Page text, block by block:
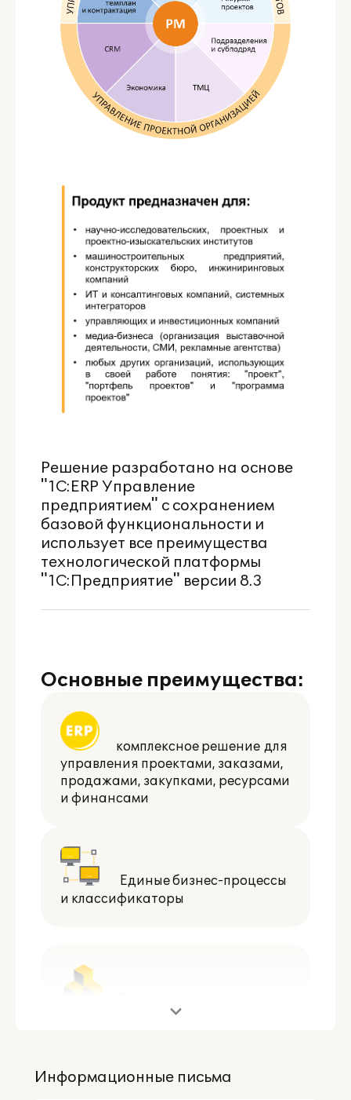
Решение разработано на основе
"1С:ERP Управление
предприятием" с сохранением
базовой функциональности и
использует все преимущества
технологической платформы
"1С:Предприятие" версии 8.3
Основные преимущества:
комплексное решение для
управления проектами, заказами,
продажами, закупками, ресурсами
и финансами
Единые бизнес-процессы
и классификаторы
масштабирования
Информационные письма